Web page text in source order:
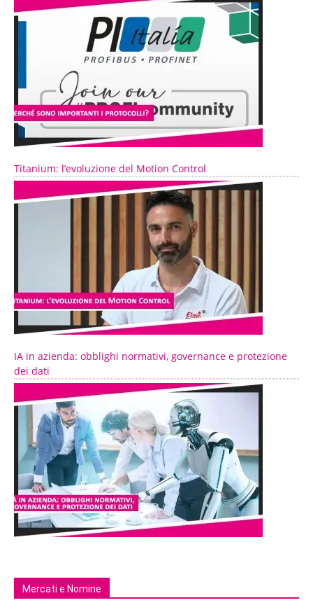
Titanium: l’evoluzione del Motion Control
IA in azienda: obblighi normativi, governance e protezione
dei dati
Mercati e Nomine